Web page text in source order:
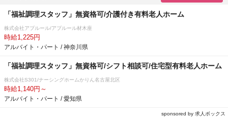
「福祉調理スタッフ」無資格可/介護付き有料老人ホーム
株式会社アプルール/アプルール材木座
時給1,225円
アルバイト・パート / 神奈川県
「福祉調理スタッフ」無資格可/シフト相談可/住宅型有料老人ホーム
株式会社S301/ナーシングホームかりん名古屋北区
時給1,140円～
アルバイト・パート / 愛知県
sponsored by 求人ボックス